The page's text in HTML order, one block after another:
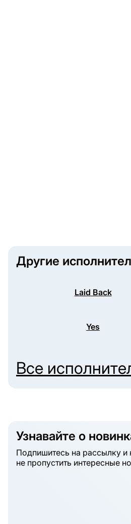
Другие
Laid Back
Yes
Все
Узнавайте о
Подпишитесь на рассылку и
не пропустить интересные